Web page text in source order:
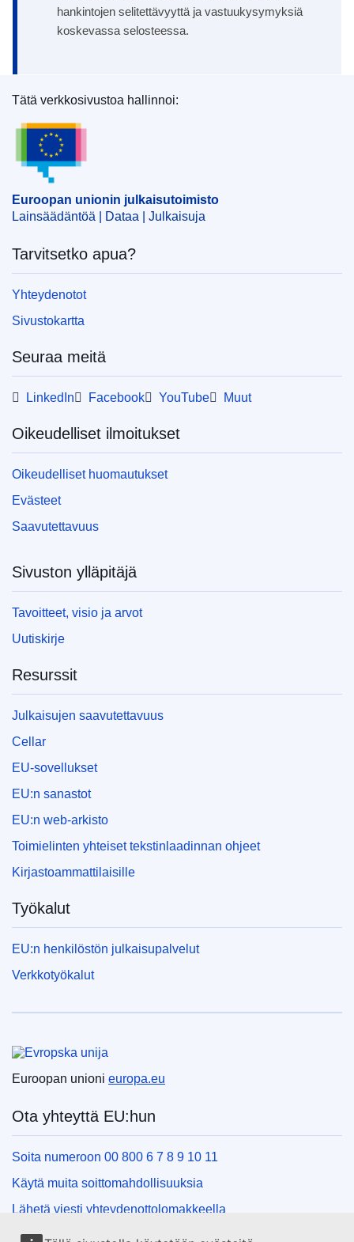
hankintojen selitettävyyttä ja vastuukysymyksiä
koskevassa selosteessa.
Euroopan unionin julkaisutoimisto
Tätä verkkosivustoa hallinnoi:
Euroopan unionin julkaisutoimisto
Lainsäädäntöä | Dataa | Julkaisuja
Tarvitsetko apua?
Yhteydenotot
Sivustokartta
Seuraa meitä
LinkedIn Facebook YouTube Muut
Oikeudelliset ilmoitukset
Oikeudelliset huomautukset
Evästeet
Saavutettavuus
Sivuston ylläpitäjä
Tavoitteet, visio ja arvot
Uutiskirje
Resurssit
Julkaisujen saavutettavuus
Cellar
EU-sovellukset
EU:n sanastot
EU:n web-arkisto
Toimielinten yhteiset tekstinlaadinnan ohjeet
Kirjastoammattilaisille
Työkalut
EU:n henkilöstön julkaisupalvelut
Verkkotyökalut
Euroopan unioni europa.eu
Ota yhteyttä EU:hun
Soita numeroon 00 800 6 7 8 9 10 11
Käytä muita soittomahdollisuuksia
Lähetä viesti yhteydenottolomakkeella
Käy EU:n tiedotuspisteessä